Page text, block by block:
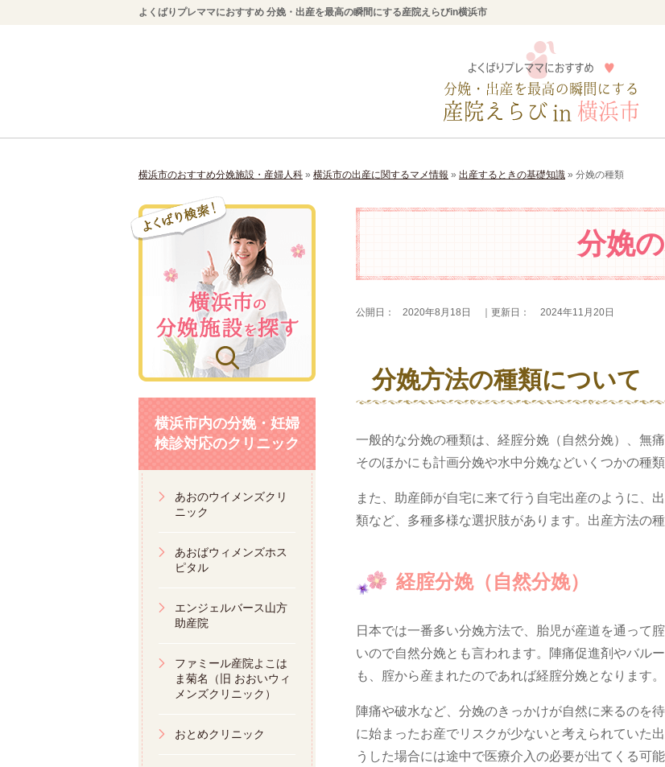
よくばりプレママにおすすめ 分娩・出産を最高の瞬間にする産院えらびin横浜市
横浜市のおすすめ分娩施設・産婦人科 » 横浜市の出産に関するマメ情報 » 出産するときの基礎知識 » 分娩の種類
分娩
公開日： 2020年8月18日 ｜更新日： 2024年11月20日
分娩方法の種類について
一般的な分娩の種類は、経腟分娩（自然分娩）、無
そのほかにも計画分娩や水中分娩などいくつかの種類
また、助産師が自宅に来て行う自宅出産のように、
類など、多種多様な選択肢があります。出産方法の
経腟分娩（自然分娩）
日本では一番多い分娩方法で、胎児が産道を通って
いので自然分娩とも言われます。陣痛促進剤やバル
も、腟から産まれたのであれば経腟分娩となります。
陣痛や破水など、分娩のきっかけが自然に来るのを
に始まったお産でリスクが少ないと考えられていた
うした場合には途中で医療介入の必要が出てくる可
横浜市内の分娩・妊婦
検診対応のクリニック
あおのウイメンズクリ
ニック
あおばウィメンズホス
ピタル
エンジェルバース山方
助産院
ファミール産院よこは
ま菊名（旧 おおいウィ
メンズクリニック）
おとめクリニック